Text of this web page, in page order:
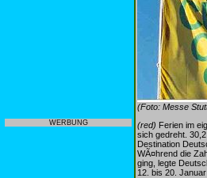
WERBUNG
(Foto: Messe
(red) Ferien im
sich gedreht.
Destination
WÃ¤hrend die
ging, legte
12. bis 20.